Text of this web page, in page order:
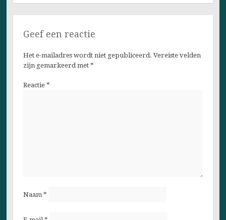
Geef een reactie
Het e-mailadres wordt niet gepubliceerd. Vereiste velden
zijn gemarkeerd met *
Reactie *
Naam *